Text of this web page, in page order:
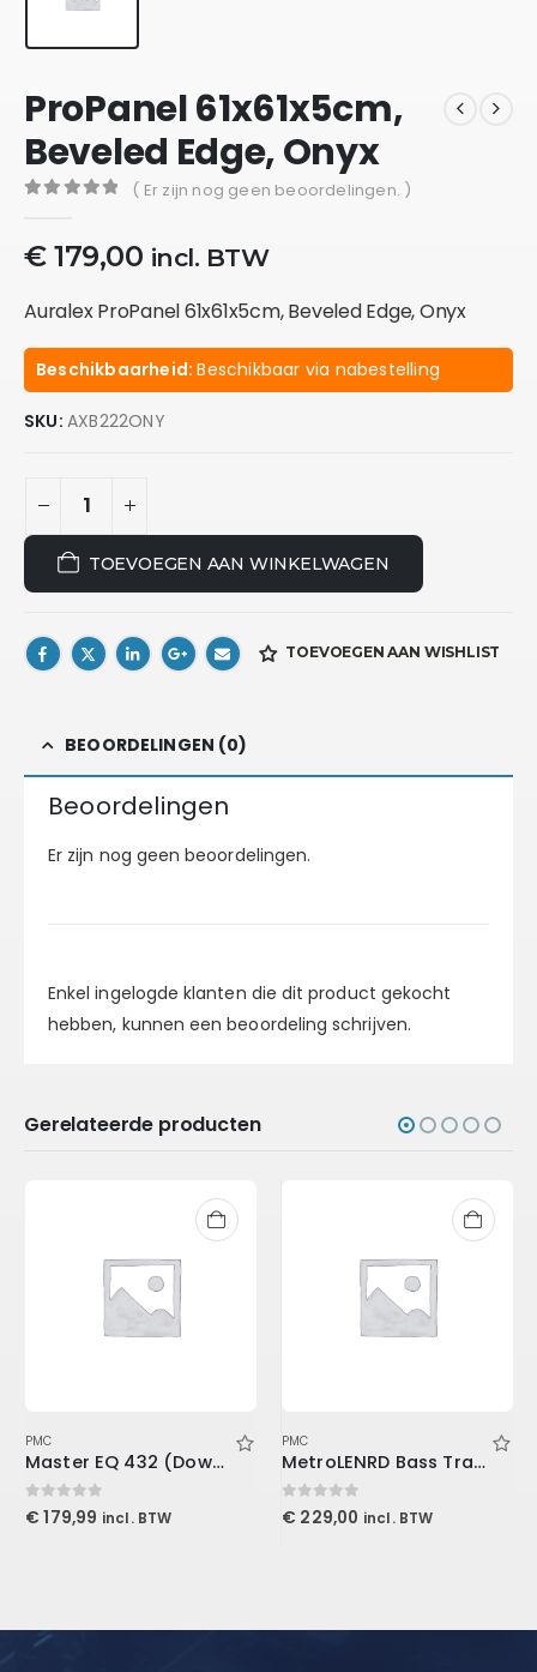
ProPanel 61x61x5cm,
Beveled Edge, Onyx
( Er zijn nog geen beoordelingen. )
€179,00 incl. BTW
Auralex ProPanel 61x61x5cm, Beveled Edge, Onyx
Beschikbaarheid:Beschikbaar via nabestelling
SKU: AXB222ONY
TOEVOEGEN AAN WINKELWAGEN
TOEVOEGEN AAN WISHLIST
BEOORDELINGEN (0)
Beoordelingen
Er zijn nog geen beoordelingen.
Enkel ingelogde klanten die dit product gekocht
hebben, kunnen een beoordeling schrijven.
Gerelateerde producten
PMC
Master EQ 432 (Download)
0out of 5
€ 179,99 incl. BTW
PMC
MetroLENRD Bass Trap, 4-Pack 2-30x30x60cm, Charcoal
0out of 5
€ 229,00 incl. BTW